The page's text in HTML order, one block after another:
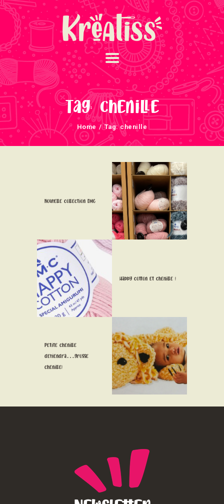
Tag: chenille
Home Tag: chenille
ACCUEIL
NOS UNIVERS
ARRIVAGES
ATELIERS ET
ÉVÈNEMENTS
INFOS ÉVÈNEMENTS
NEWSLETTERS
NOUS SOUTENONS
Nouvelle collection DMC
Happy cotton et chenille !
Petite chenille
deviendra…grosse
chenille!